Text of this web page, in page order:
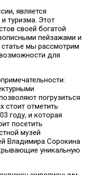
является
туризма. Этот
своей богатой
пейзажами и
мы рассмотрим
для
погрузиться
стоит отметить
году, и которая
посетить
музей
Владимира Сорокина
уникальную